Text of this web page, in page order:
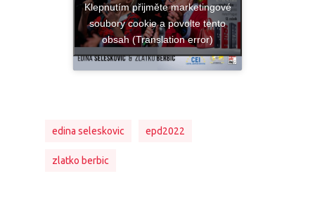
Klepnutím přijměte marketingové
soubory cookie a povolte tento
obsah (Translation error)
edina seleskovic epd2022
zlatko berbic